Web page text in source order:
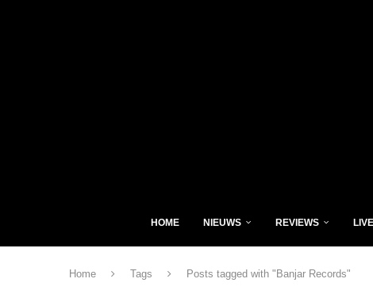
HOME NIEUWS REVIEWS LIVE
Home Tags Posts tagged with "Banjar Records"